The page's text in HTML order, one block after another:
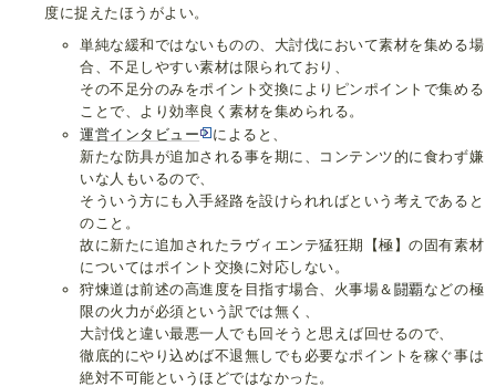
度に捉えたほうがよい。
単純な緩和ではないものの、大討伐において素材を集める場
合、不足しやすい素材は限られており、
その不足分のみをポイント交換によりピンポイントで集める
ことで、より効率良く素材を集められる。
運営インタビュー
によると、
新たな防具が追加される事を期に、コンテンツ的に食わず嫌
いな人もいるので、
そういう方にも入手経路を設けられればという考えであると
のこと。
故に新たに追加されたラヴィエンテ猛狂期【極】の固有素材
についてはポイント交換に対応しない。
狩煉道は前述の高進度を目指す場合、火事場＆ 闘覇 などの極
限の火力が必須という訳では無く、
大討伐と違い最悪一人でも回そうと思えば回せるので、
徹底的にやり込めば不退無しでも必要なポイントを稼ぐ事は
絶対不可能というほどではなかった。